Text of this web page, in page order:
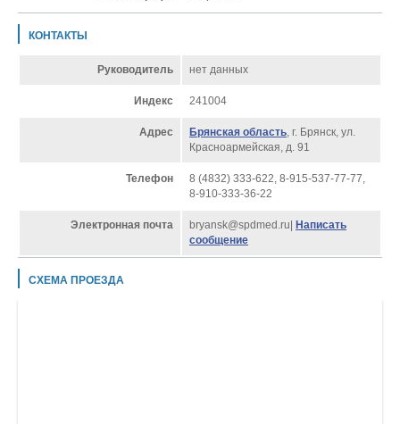
КОНТАКТЫ
Руководитель нет данных
Индекс 241004
Адрес Брянская область , г. Брянск, ул.
Красноармейская, д. 91
Телефон
8 (4832) 333-622, 8-915-537-77-77,
8-910-333-36-22
Электронная почта bryansk@spdmed.ru|
Написать
сообщение
СХЕМА ПРОЕЗДА